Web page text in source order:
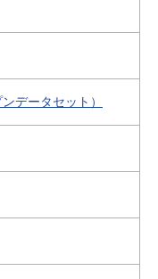
データセット）